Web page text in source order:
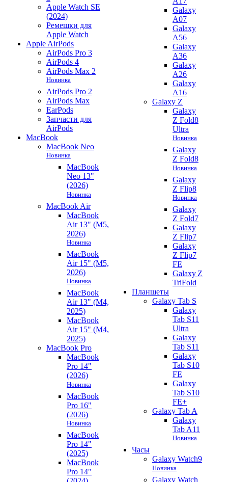
Apple Watch SE
(2024)
Ремешки для
Apple Watch
Apple AirPods
AirPods Pro 3
AirPods 4
AirPods Max 2
Новинка
AirPods Pro 2
AirPods Max
EarPods
Запчасти для
AirPods
MacBook
MacBook Neo
Новинка
MacBook
Neo 13"
(2026)
Новинка
MacBook Air
MacBook
Air 13" (M5,
2026)
Новинка
MacBook
Air 15" (M5,
2026)
Новинка
MacBook
Air 13" (M4,
2025)
MacBook
Air 15" (M4,
2025)
MacBook Pro
MacBook
Pro 14"
(2026)
Новинка
MacBook
Pro 16"
(2026)
Новинка
MacBook
Pro 14"
(2025)
MacBook
Pro 14"
Galaxy
A07
Galaxy
A56
Galaxy
A36
Galaxy
A26
Galaxy
A16
Galaxy Z
Galaxy
Z Fold8
Ultra
Новинка
Galaxy
Z Fold8
Новинка
Galaxy
Z Flip8
Новинка
Galaxy
Z Fold7
Galaxy
Z Flip7
Galaxy
Z Flip7
FE
Galaxy Z
TriFold
Планшеты
Galaxy Tab S
Galaxy
Tab S11
Ultra
Galaxy
Tab S11
Galaxy
Tab S10
FE
Galaxy
Tab S10
FE+
Galaxy Tab A
Galaxy
Tab A11
Новинка
Часы
Galaxy Watch9
Новинка
Galaxy Watch